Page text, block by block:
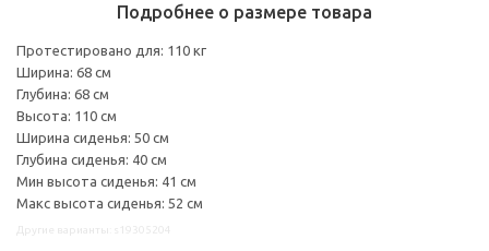
Подробнее о размере товара
Протестировано для: 110 кг
Ширина: 68 см
Глубина: 68 см
Высота: 110 см
Ширина сиденья: 50 см
Глубина сиденья: 40 см
Мин высота сиденья: 41 см
Макс высота сиденья: 52 см